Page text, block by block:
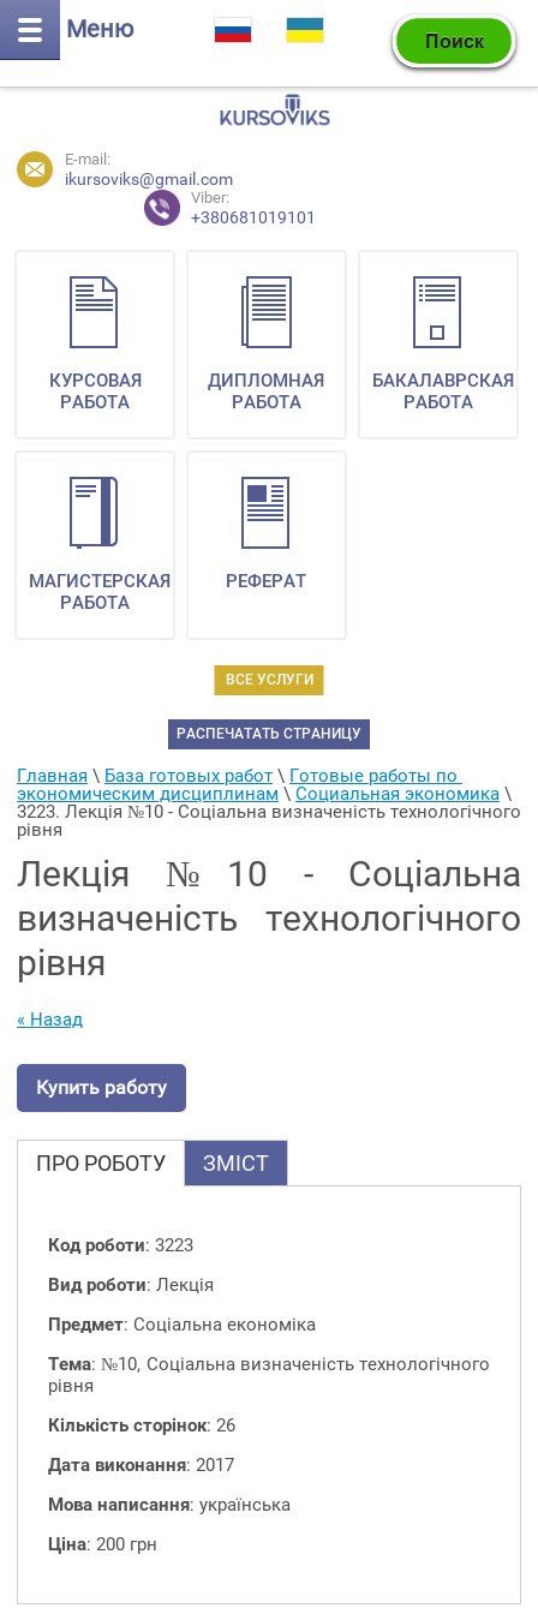
Меню
E-mail:
ikursoviks@gmail.com
Viber:
+380681019101
ВСЕ УСЛУГИ
КУРСОВАЯ
РАБОТА
ДИПЛОМНАЯ
РАБОТА
БАКАЛАВРСКАЯ
РАБОТА
МАГИСТЕРСКАЯ
РАБОТА
РЕФЕРАТ
РАСПЕЧАТАТЬ СТРАНИЦУ
Главная \ База готовых работ \ Готовые работы по
экономическим дисциплинам \ Социальная экономика
3223. Лекція №10 - Соціальна визначеність технологічного
рівня
Лекція №10 - Соціальна
визначеність технологічного
рівня
« Назад
Купить работу
ПРО РОБОТУ ЗМІСТ
Код роботи: 3223
Вид роботи: Лекція
Предмет: Соціальна економіка
Тема: №10, Соціальна визначеність технологічного
рівня
Кількість сторінок: 26
Дата виконання: 2017
Мова написання: українська
Ціна: 200 грн